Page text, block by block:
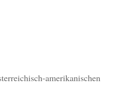
amerikanischen